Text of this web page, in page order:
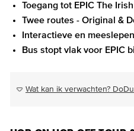
Toegang tot EPIC The
Twee routes - Original &
Interactieve en
Bus stopt vlak voor EPIC
Wat kan ik verwachten?